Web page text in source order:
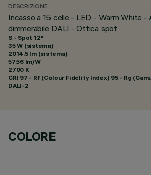
DESCRIZIONE
Incasso a 15 celle - LED - Warm White -
dimmerabile DALI - Ottica spot
S - Spot 12°
35 W (sistema)
2014.5 lm (sistema)
57.56 lm/W
2700 K
CRI 97 - Rf (Colour Fidelity Index) 95 - Rg
DALI-2
COLORE